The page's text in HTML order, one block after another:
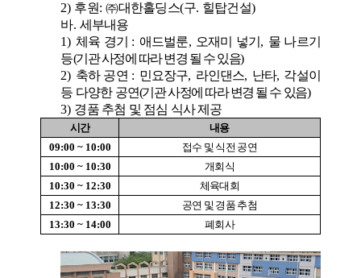
2) 후원: ㈜대한홀딩스(구. 힐탑건설)
바. 세부내용
1) 체육 경기 : 애드벌룬, 오재미 넣기 , 물 나르기
등(기관 사정에 따라 변경 될 수 있음)
2) 축하 공연 : 민요장구, 라인댄스, 난타, 각설이
등 다양한 공연(기관 사정에 따라 변경 될 수 있음)
3) 경품 추첨 및 점심 식사 제공
시간
내용
09:00 ~ 10:00
접수 및 식전 공연
10:00 ~ 10:30
개회식
10:30 ~ 12:30
체육대회
12:30 ~ 13:30
공연 및 경품 추첨
13:30 ~ 14:00
폐회사